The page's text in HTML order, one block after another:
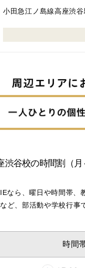
小田急江ノ島線高座渋
渋谷校の時間割 （
なら、曜日や時間帯、
ど、部活動や学校行
時間